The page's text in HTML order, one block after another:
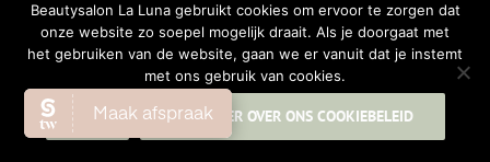
Beautysalon La Luna gebruikt cookies om ervoor te zorgen dat
onze website zo soepel mogelijk draait. Als je doorgaat met
het gebruiken van de website, gaan we er vanuit dat je instemt
met ons gebruik van cookies.
OK LEES MEER OVER ONS COOKIEBELEID